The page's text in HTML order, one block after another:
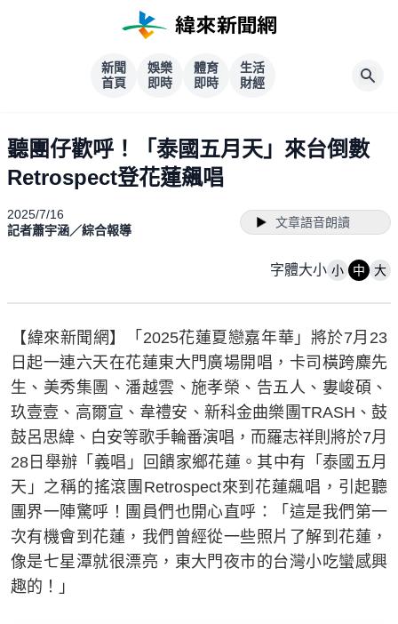
新聞
首頁
娛樂
即時
體育
即時
生活
財經
聽團仔歡呼！「泰國五月天」來台倒數
Retrospect登花蓮飆唱
2025/7/16
記者蕭宇涵／綜合報導
文章語音朗讀
字體大小 小 中 大
【緯來新聞網】「2025花蓮夏戀嘉年華」將於7月23
日起一連六天在花蓮東大門廣場開唱，卡司橫跨麋先
生、美秀集團、潘越雲、施孝榮、告五人、婁峻碩、
玖壹壹、高爾宣、韋禮安、新科金曲樂團TRASH、鼓
鼓呂思緯、白安等歌手輪番演唱，而羅志祥則將於7月
28日舉辦「義唱」回饋家鄉花蓮。其中有「泰國五月
天」之稱的搖滾團Retrospect來到花蓮飆唱，引起聽
團界一陣驚呼！團員們也開心直呼：「這是我們第一
次有機會到花蓮，我們曾經從一些照片了解到花蓮，
像是七星潭就很漂亮，東大門夜市的台灣小吃蠻感興
趣的！」